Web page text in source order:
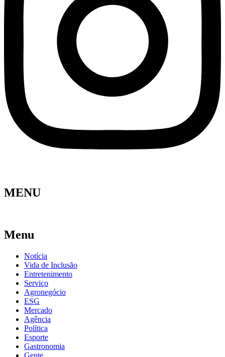
MENU
Menu
Notícia
Vida de Inclusão
Entretenimento
Serviço
Agronegócio
ESG
Mercado
Agência
Política
Esporte
Gastronomia